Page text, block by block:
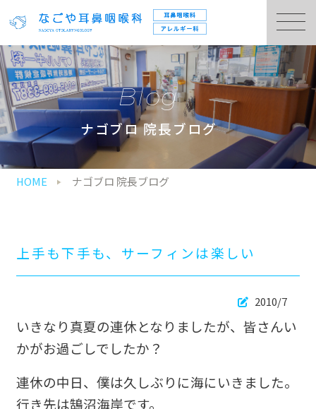
ナゴブロ 院長ブログ
Blog
HOME ナゴブロ 院長ブログ
上手も下手も、サーフィンは楽しい
2010/7
いきなり真夏の連休となりましたが、皆さんい
かがお過ごしでしたか？
連休の中日、僕は久しぶりに海にいきました。
行き先は鵠沼海岸です。